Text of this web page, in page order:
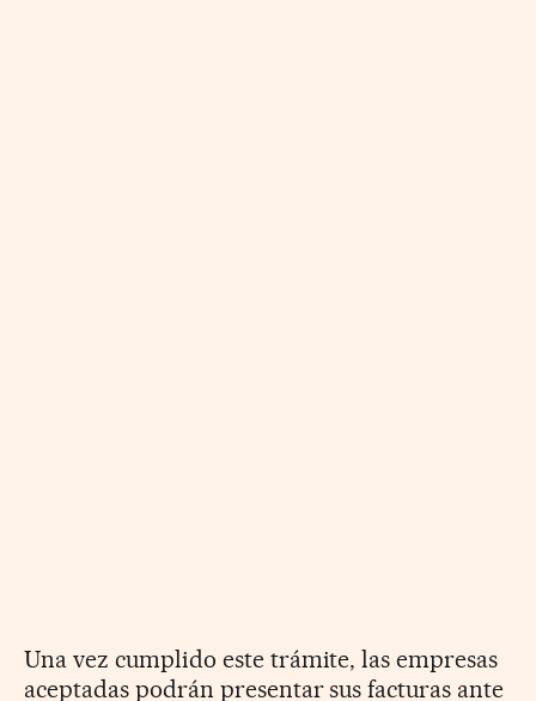
Una vez cumplido este trámite, las empresas
aceptadas podrán presentar sus facturas ante